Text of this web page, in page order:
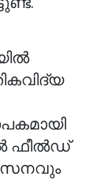
ഫീൽഡ്